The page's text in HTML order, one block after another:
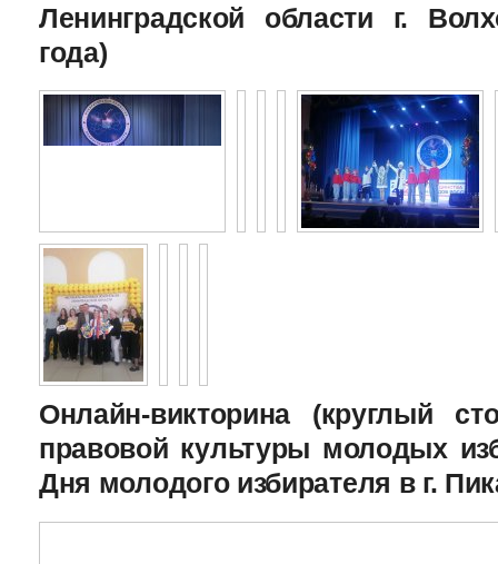
Ленинградской области г.
года)
Онлайн-викторина (круглый
правовой культуры молодых
Дня молодого избирателя в г.